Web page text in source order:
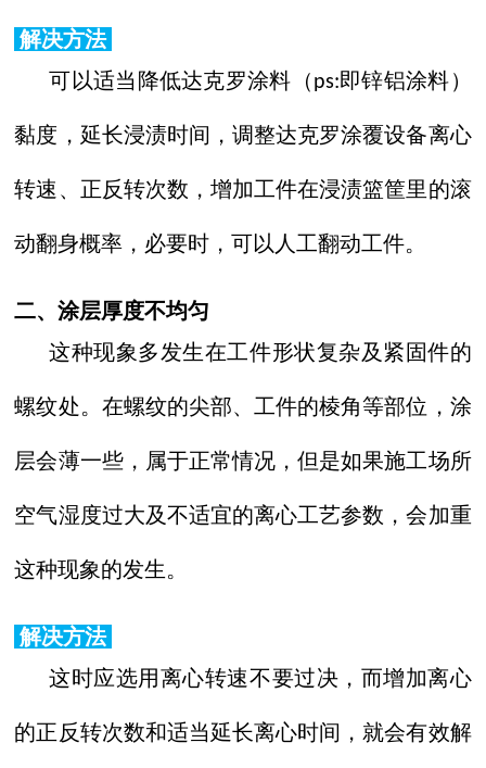
解决方法
可以适当降低达克罗涂料（ ps:即锌铝涂料）
黏度，延长浸渍时间，调整达克罗涂覆设备离心
转速、正反转次数，增加工件在浸渍篮筐里的滚
动翻身概率，必要时，可以人工翻动工件。
二、涂层厚度不均匀
这种现象多发生在工件形状复杂及紧固件的
螺纹处。在螺纹的尖部、工件的棱角等部位，涂
层会薄一些，属于正常情况，但是如果施工场所
空气湿度过大及不适宜的离心工艺参数，会加重
这种现象的发生。
解决方法
这时应选用离心转速不要过决，而增加离心
的正反转次数和适当延长离心时间，就会有效解